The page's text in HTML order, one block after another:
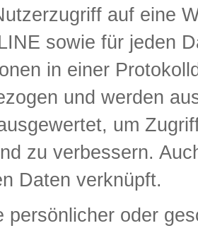
auf eine
sowie für jeden
in einer
und werden
um
zu verbessern.
Daten verknüpft.
persönlicher oder